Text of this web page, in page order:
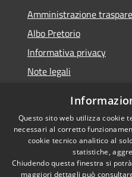
Amministrazione
Albo Pretorio
Informativa privacy
Note legali
Whisteblowing
RSS
Questo sito web utilizza cookie
necessari al corretto
cookie tecnico analitico al
statistiche,
Chiudendo questa finestra si
maggiori dettagli può